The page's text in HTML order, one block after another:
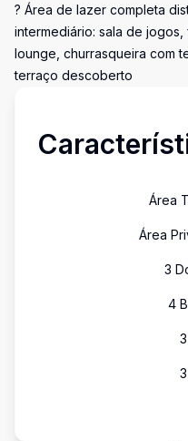
? Área de lazer completa
intermediário: sala de
lounge, churrasqueira com
terraço descoberto
Área
Área
3
4
3
3